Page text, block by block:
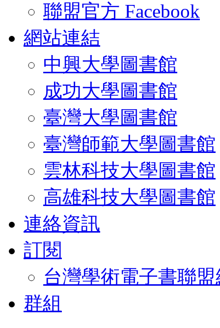
聯盟官方 Facebook
網站連結
中興大學圖書館
成功大學圖書館
臺灣大學圖書館
臺灣師範大學圖書館
雲林科技大學圖書館
高雄科技大學圖書館
連絡資訊
訂閱
台灣學術電子書聯
群組